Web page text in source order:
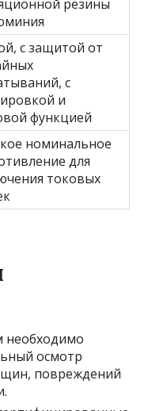
резины
с защитой от
с
и
функцией
номинальное
для
токовых
необходимо
осмотр
повреждений